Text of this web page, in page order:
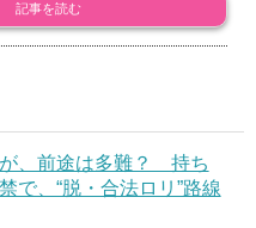
記事を読む
、前途は多難？ 持ち
で、“脱・合法ロリ”路線